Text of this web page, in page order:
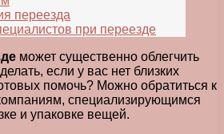
переезда
при переезде
может существенно облегчить
если у вас нет близких
помочь? Можно обратиться к
специализирующимся
и упаковке вещей.